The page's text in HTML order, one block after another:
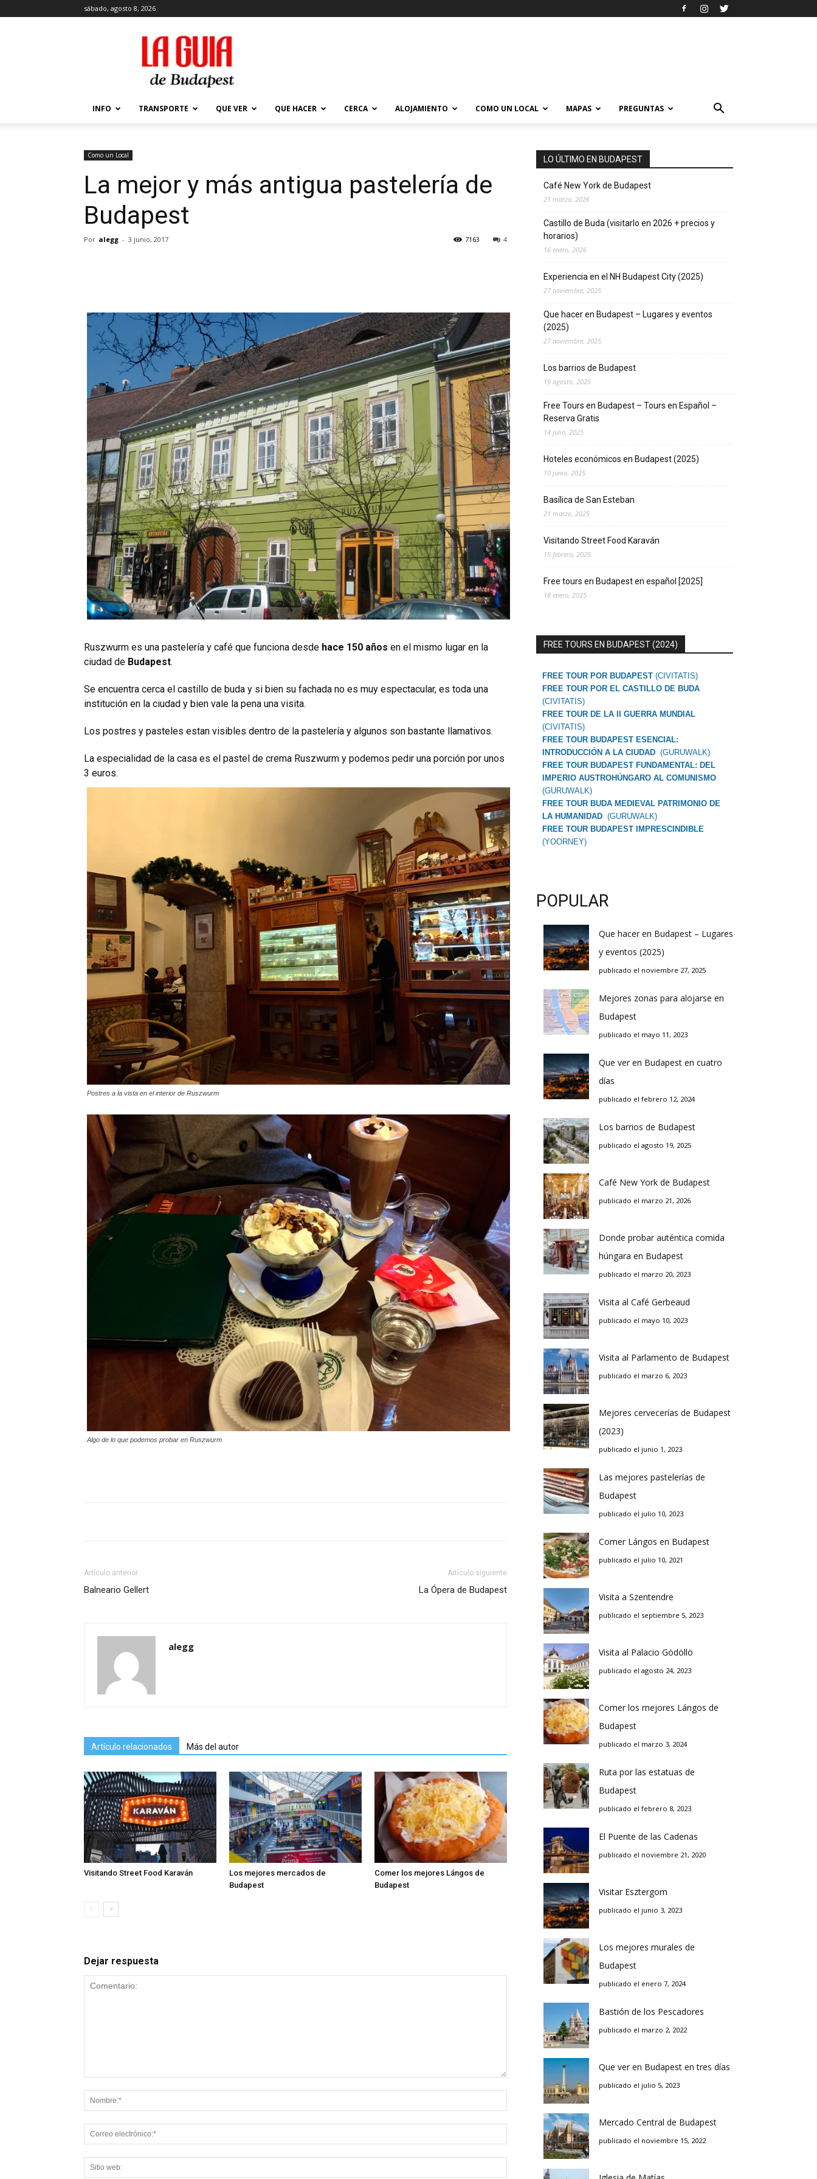
sábado, agosto 8, 2026
La
Guía
de
Budapest
Que
INFO TRANSPORTE QUE VER QUE HACER CERCA ALOJAMIENTO COMO UN LOCAL MAPAS PREGUNTAS
Como un Local
La mejor y más antigua pastelería de
Budapest
Por alegg - 3 junio, 2017 4
7163
Ruszwurm es una pastelería y café que funciona desde hace 150 años en el mismo lugar en la
ciudad de Budapest.
Se encuentra cerca el castillo de buda y si bien su fachada no es muy espectacular, es toda una
institución en la ciudad y bien vale la pena una visita.
Los postres y pasteles estan visibles dentro de la pastelería y algunos son bastante llamativos.
La especialidad de la casa es el pastel de crema Ruszwurm y podemos pedir una porción por unos
3 euros.
Postres a la vista en el interior de Ruszwurm
Algo de lo que podemos probar en Ruszwurm
Artículo anterior
Balneario Gellert
Artículo siguiente
La Ópera de Budapest
alegg
Artículo relacionados Más del autor
Visitando Street Food Karaván
Los mejores mercados de
Budapest
Comer los mejores Lángos de
Budapest
Dejar respuesta
LO ÚLTIMO EN BUDAPEST
Café New York de Budapest
21 marzo, 2026
Castillo de Buda (visitarlo en 2026 + precios y
horarios)
16 enero, 2026
Experiencia en el NH Budapest City (2025)
27 noviembre, 2025
Que hacer en Budapest – Lugares y eventos
(2025)
27 noviembre, 2025
Los barrios de Budapest
19 agosto, 2025
Free Tours en Budapest – Tours en Español –
Reserva Gratis
14 julio, 2025
Hoteles económicos en Budapest (2025)
10 junio, 2025
Basílica de San Esteban
21 marzo, 2025
Visitando Street Food Karaván
15 febrero, 2025
Free tours en Budapest en español [2025]
18 enero, 2025
FREE TOURS EN BUDAPEST (2024)
FREE TOUR POR BUDAPEST (CIVITATIS)
FREE TOUR POR EL CASTILLO DE BUDA
(CIVITATIS)
FREE TOUR DE LA II GUERRA MUNDIAL
(CIVITATIS)
FREE TOUR BUDAPEST ESENCIAL:
INTRODUCCIÓN A LA CIUDAD (GURUWALK)
FREE TOUR BUDAPEST FUNDAMENTAL: DEL
IMPERIO AUSTROHÚNGARO AL COMUNISMO
(GURUWALK)
FREE TOUR BUDA MEDIEVAL PATRIMONIO DE
LA HUMANIDAD (GURUWALK)
FREE TOUR BUDAPEST IMPRESCINDIBLE
(YOORNEY)
POPULAR
Que hacer en Budapest – Lugares
y eventos (2025)
publicado el noviembre 27, 2025
Mejores zonas para alojarse en
Budapest
publicado el mayo 11, 2023
Que ver en Budapest en cuatro
días
publicado el febrero 12, 2024
Los barrios de Budapest
publicado el agosto 19, 2025
Café New York de Budapest
publicado el marzo 21, 2026
Donde probar auténtica comida
húngara en Budapest
publicado el marzo 20, 2023
Visita al Café Gerbeaud
publicado el mayo 10, 2023
Visita al Parlamento de Budapest
publicado el marzo 6, 2023
Mejores cervecerías de Budapest
(2023)
publicado el junio 1, 2023
Las mejores pastelerías de
Budapest
publicado el julio 10, 2023
Comer Lángos en Budapest
publicado el julio 10, 2021
Visita a Szentendre
publicado el septiembre 5, 2023
Visita al Palacio Gödöllö
publicado el agosto 24, 2023
Comer los mejores Lángos de
Budapest
publicado el marzo 3, 2024
Ruta por las estatuas de
Budapest
publicado el febrero 8, 2023
El Puente de las Cadenas
publicado el noviembre 21, 2020
Visitar Esztergom
publicado el junio 3, 2023
Los mejores murales de
Budapest
publicado el enero 7, 2024
Bastión de los Pescadores
publicado el marzo 2, 2022
Que ver en Budapest en tres días
publicado el julio 5, 2023
Mercado Central de Budapest
publicado el noviembre 15, 2022